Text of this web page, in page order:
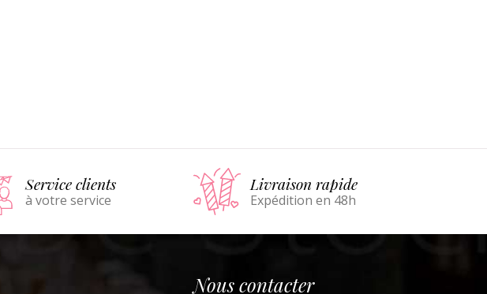
Service clients
à votre service
Livraison rapide
Expédition en 48h
Nous contacter